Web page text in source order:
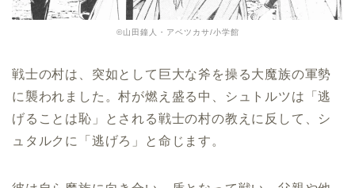
©山田鐘人・アベツカサ/小学館
戦士の村は、突如として巨大な斧を操る大魔族の軍勢
に襲われました。村が燃え盛る中、シュトルツは「逃
げることは恥」とされる戦士の村の教えに反して、シ
ュタルクに「逃げろ」と命じます。